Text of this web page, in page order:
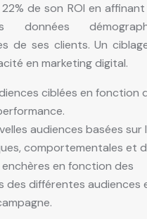
de son ROI en
de ses clients. Un
en marketing digital.
ciblées en fonction
audiences basées sur
comportementales et
en fonction des
des différentes audiences